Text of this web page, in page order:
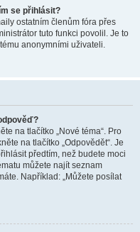
se přihlásit?
ostatním členům fóra přes
tuto funkci povolil. Je to
anonymními uživateli.
na tlačítko „Nové téma“. Pro
na tlačítko „Odpovědět“. Je
předtím, než budete moci
můžete najít seznam
Například: „Můžete posílat